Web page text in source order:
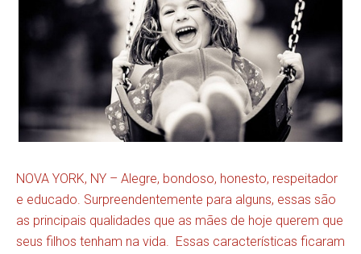
NOVA YORK, NY – Alegre, bondoso, honesto, respeitador
e educado. Surpreendentemente para alguns, essas são
as principais qualidades que as mães de hoje querem que
seus filhos tenham na vida. Essas características ficaram